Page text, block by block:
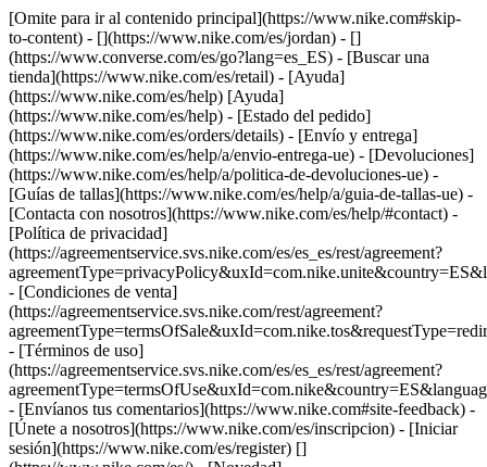
[Omite para ir al contenido principal](https://www.nike.com#skip-
to-content) - [](https://www.nike.com/es/jordan) - []
(https://www.converse.com/es/go?lang=es_ES) - [Buscar una
tienda](https://www.nike.com/es/retail) - [Ayuda]
(https://www.nike.com/es/help) [Ayuda]
(https://www.nike.com/es/help) - [Estado del pedido]
(https://www.nike.com/es/orders/details) - [Envío y entrega]
(https://www.nike.com/es/help/a/envio-entrega-ue) - [Devoluciones]
(https://www.nike.com/es/help/a/politica-de-devoluciones-ue) -
[Guías de tallas](https://www.nike.com/es/help/a/guia-de-tallas-ue) -
[Contacta con nosotros](https://www.nike.com/es/help/#contact) -
[Política de privacidad]
(https://agreementservice.svs.nike.com/es/es_es/rest/agreement?
- [Condiciones de venta]
(https://agreementservice.svs.nike.com/rest/agreement?
- [Términos de uso]
(https://agreementservice.svs.nike.com/es/es_es/rest/agreement?
- [Envíanos tus comentarios](https://www.nike.com#site-feedback) -
[Únete a nosotros](https://www.nike.com/es/inscripcion) - [Iniciar
sesión](https://www.nike.com/es/register) []